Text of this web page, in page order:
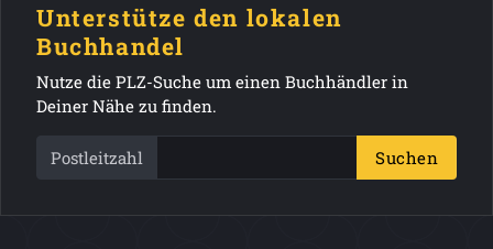
Unterstütze den lokalen
Buchhandel
Nutze die PLZ-Suche um einen Buchhändler in
Deiner Nähe zu finden.
Postleitzahl Suchen